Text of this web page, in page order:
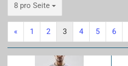
8 pro Seite
pro Seite
« 1 2 3 4 5 6